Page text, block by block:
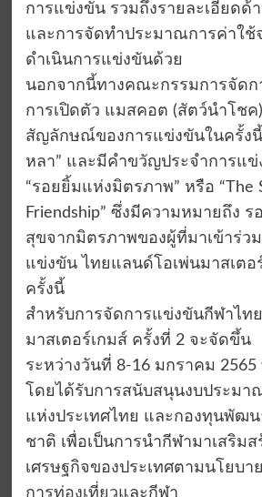
การแข่งขัน รวมถึงรายละเอียดด้
และการจัดทำประมาณการค่าใช้
ดำเนินการแข่งขันด้วย
นอกจากนี้ทางคณะกรรมการจัดก
การเปิดตัว แมสคอต (สัตว์นำโชค
สัญลักษณ์ของการแข่งขันในครั้งนี้
หลา” และมีคำขวัญประจำการแ
“รอยยิ้มแห่งมิตรภาพ” หรือ “The
Friendship” ซึ่งมีความหมายถึง
สุขจากมิตรภาพของผู้ที่มาเข้าร่ว
แข่งขัน ไทยแลนด์โอเพ่นมาสเตอ
ครั้งนี้
สำหรับการจัดการแข่งขันกีฬาไท
มาสเตอร์เกมส์ ครั้งที่ 2 จะจัดขึ้น
ระหว่างวันที่ 8-16 มกราคม
โดยได้รับการสนับสนุนงบประมา
แห่งประเทศไทย และกองทุนพัฒ
ชาติ เพื่อเป็นการนำกีฬามาเสริม
เศรษฐกิจของประเทศตามนโยบา